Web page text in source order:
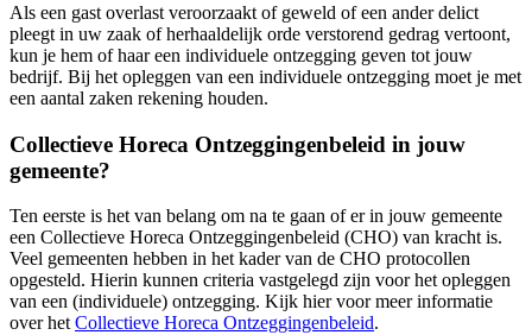
Als een gast overlast veroorzaakt of geweld of een ander delict
pleegt in uw zaak of herhaaldelijk orde verstorend gedrag vertoont,
kun je hem of haar een individuele ontzegging geven tot jouw
bedrijf. Bij het opleggen van een individuele ontzegging moet je met
een aantal zaken rekening houden.
Collectieve Horeca Ontzeggingenbeleid in jouw
gemeente?
Ten eerste is het van belang om na te gaan of er in jouw gemeente
een Collectieve Horeca Ontzeggingenbeleid (CHO) van kracht is.
Veel gemeenten hebben in het kader van de CHO protocollen
opgesteld. Hierin kunnen criteria vastgelegd zijn voor het opleggen
van een (individuele) ontzegging. Kijk hier voor meer informatie
over het Collectieve Horeca Ontzeggingenbeleid.